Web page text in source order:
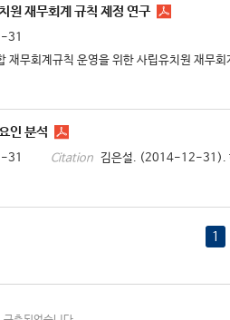
원 재무회계 규칙 제정 연구
31
무회계규칙 운영을 위한 사립유치원 재무
인 분석
31 Citation 김은설. (2014-12-31).
1